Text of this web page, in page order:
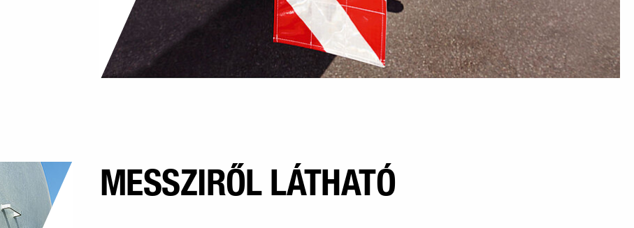
MESSZIRŐL LÁTHATÓ